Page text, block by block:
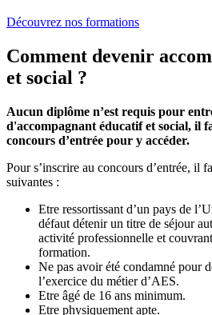
Découvrez nos formations
Comment devenir
et social ?
Aucun diplôme n’est requis pour
d'accompagnant éducatif et social, il
concours d’entrée pour y accéder.
Pour s’inscrire au concours d’entrée, il
suivantes :
Etre ressortissant d’un pays de
défaut détenir un titre de séjour
activité professionnelle et
formation.
Ne pas avoir été condamné pour
l’exercice du métier d’AES.
Etre âgé de 16 ans minimum.
Etre physiquement apte.